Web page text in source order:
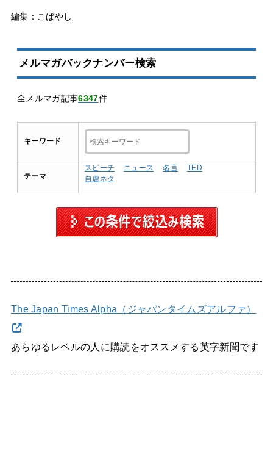
編集：こばやし
メルマガバックナンバー検索
全メルマガ記事6347件
キーワード
テーマ
スピーチ ニュース 名言
TED
自虐ネタ
The Japan Times Alpha（ジャパンタイムズアルファ）
あらゆるレベルの人に購読をオススメする英字新聞です